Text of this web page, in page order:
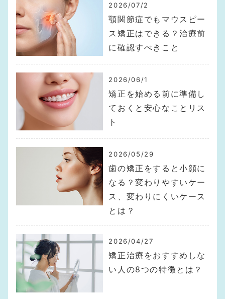
2026/07/2
顎関節症でもマウスピー
ス矯正はできる？治療前
に確認すべきこと
2026/06/1
矯正を始める前に準備し
ておくと安心なことリス
ト
2026/05/29
歯の矯正をすると小顔に
なる？変わりやすいケー
ス、変わりにくいケース
とは？
2026/04/27
矯正治療をおすすめしな
い人の8つの特徴とは？